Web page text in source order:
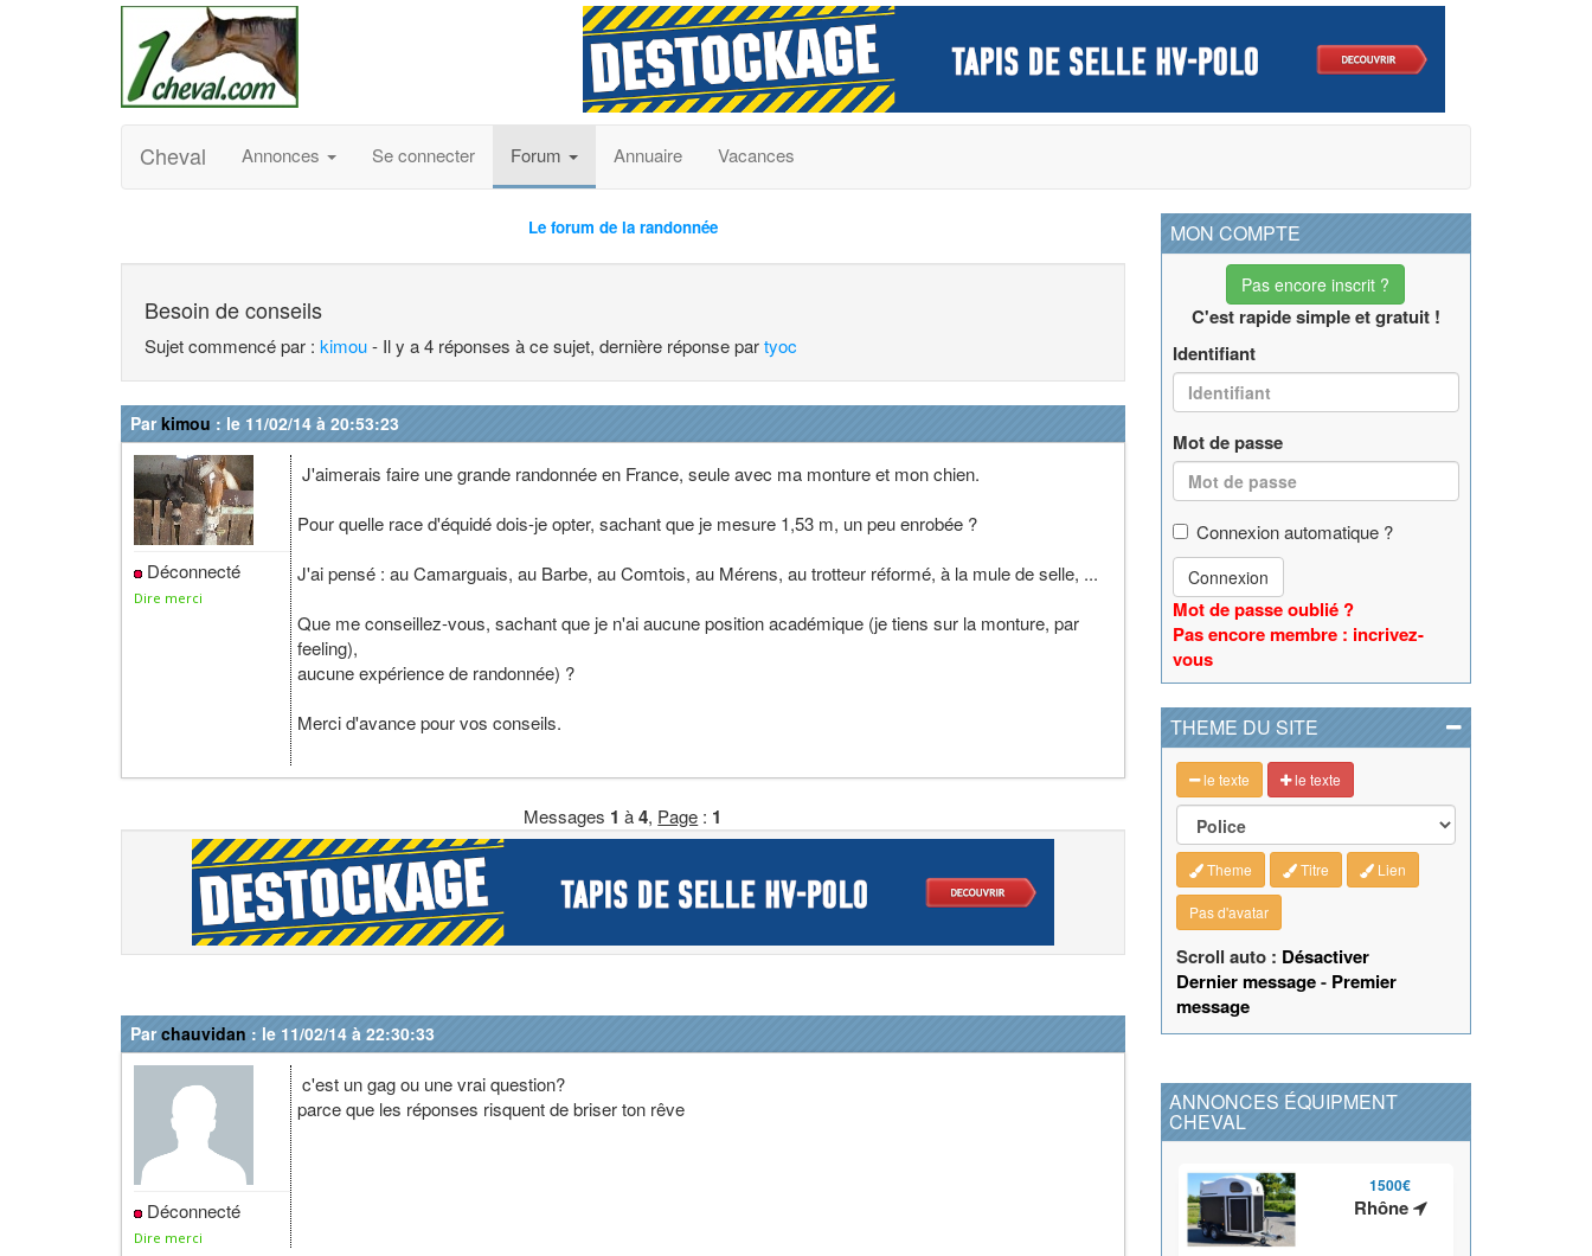
Cheval Annonces Se connecter Forum Annuaire Vacances
Le forum de la randonnée
Besoin de conseils
Sujet commencé par : kimou- Il y a 4 réponses à ce sujet, dernière réponse partyoc
Parkimou : le 11/02/14 à 20:53:23
Déconnecté
Dire merci
J'aimerais faire une grande randonnée en France, seule avec ma monture et mon chien.
Pour quelle race d'équidé dois-je opter, sachant que je mesure 1,53 m, un peu enrobée ?
J'ai pensé : au Camarguais, au Barbe, au Comtois, au Mérens, au trotteur réformé, à la mule de selle, ...
Que me conseillez-vous, sachant que je n'ai aucune position académique (je tiens sur la monture, par
feeling),
aucune expérience de randonnée) ?
Merci d'avance pour vos conseils.
Messages 1 à4, Page : 1
Parchauvidan : le 11/02/14 à 22:30:33
Déconnecté
Dire merci
c'est un gag ou une vrai question?
parce que les réponses risquent de briser ton rêve
MON COMPTE
Pas encore inscrit ?
C'est rapide simple et gratuit !
Identifiant
Mot de passe
Connexion automatique ?
Connexion
Mot de passe oublié ?
Pas encore membre : incrivez-
vous
THEME DU SITE
le texte le texte
Theme Titre Lien
Pas d'avatar
Scroll auto : Désactiver
Dernier message- Premier
message
ANNONCES ÉQUIPMENT
CHEVAL
1500€
Rhône